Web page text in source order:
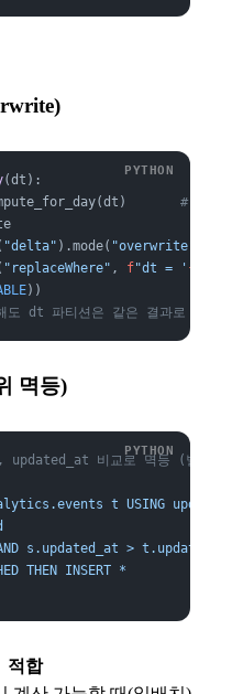
(dt):
# dt 하
"delta" ).mode( "overwrite"
"replaceWhere" , f"dt = ' {
))
도 dt 파티션은 같은 결과로 교체 →
멱등)
비교로 멱등 (별도 글
t USING updates s
s.updated_at > t.updated_at
THEN INSERT *
적합